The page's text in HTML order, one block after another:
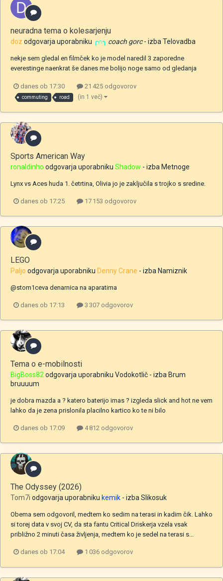
neuradna tema o kolesarjenju
doz odgovarja uporabniku ╭∩╮ coach gorc- izbaTelovadba
nekje sem gledal en filmček ko je model naredil 3 zaporedne
everestinge naenkrat še danes me bolijo noge samo od gledanja
danes ob 17:30 21 425 odgovorov
commuting road (in 1 več)
Sports American Way
ronaldinho odgovarja uporabniku Shadow - izba Metnoge
Lynx vs Aces huda 1. četrtina, Olivia jo je zaključila s trojko s sredine.
danes ob 17:25 17 153 odgovorov
LEGO
Paljo odgovarja uporabniku Denny Crane - izba Namiznik
@stom1ceva denarnica na aparatima
danes ob 17:13 3 307 odgovorov
Tema o e-mobilnosti
BigBoss82 odgovarja uporabniku Vodokotlič - izba Brum
bruuuum
je dobra mazda a ? katero baterijo imas ? izgleda slick and hot ne vem
lahko da je zena prislonila placilno kartico ko te ni bilo
danes ob 17:09 4 812 odgovorov
The Odyssey (2026)
Tom7i odgovarja uporabniku kemik - izbaSlikosuk
Obema sem odgovoril, medtem ko sedim na terasi in kadim čik. Lahko
si torej data v svoj CV, da sta fantu Critical Driskerja vzela vsak
približno 2 minuti časa življenja, medtem ko je sedel na terasi s...
danes ob 17:04 1 036 odgovorov